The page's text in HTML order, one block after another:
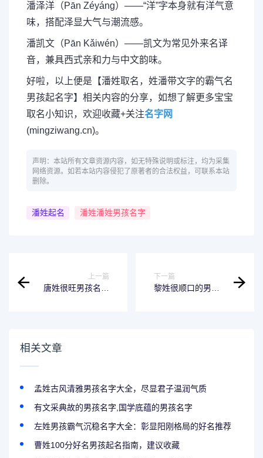
潘泽洋（Pān Zéyáng）——“洋”字本身就有洋气意
味，搭配泽显大气与潮流感。
潘凯文（Pān Kǎiwén）——凯文为常见外来名译
音，兼具西式亲和力与中文韵味。
好啦，以上便是【潘姓取名，姓潘带文字的霸气名
男孩起名字】相关内容的分享，如想了解更多宝宝
取名小知识，欢迎收藏+关注名字网
(mingziwang.cn)。
声明：本站所有文章资源内容，如无特殊说明或标注，均为采集
网络资源。如若本站内容侵犯了原著者的合法权益，可联系本站
删除。
潘姓起名 潘姓潘姓男孩名字
上一篇
唐姓很旺男孩名字
下一篇
黎姓很顺口的男孩
相关文章
孟姓古风清雅男孩名字大全，尽显君子温润气质
有文采典故的男孩名字,国学底蕴的男孩名字
左姓男孩霸气沉稳名字大全：彰显阳刚格局的好名推荐
曹姓100分好名男孩起名指南，建议收藏